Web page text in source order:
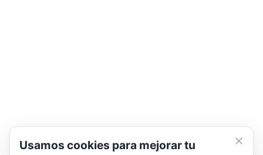
Usamos cookies para mejorar tu